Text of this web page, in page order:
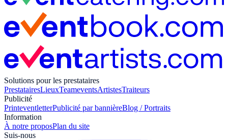
Solutions pour les prestataires
PrestatairesLieuxTeameventsArtistesTraiteurs
Publicité
PrinteventletterPublicité par bannièreBlog / Portraits
Information
À notre proposPlan du site
Suis-nous